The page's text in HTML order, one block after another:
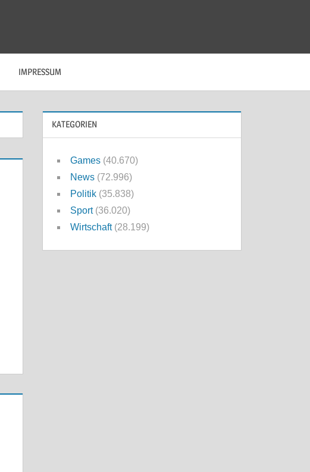
IMPRESSUM
KATEGORIEN
Games (40.670)
News (72.996)
Politik (35.838)
Sport(36.020)
Wirtschaft(28.199)